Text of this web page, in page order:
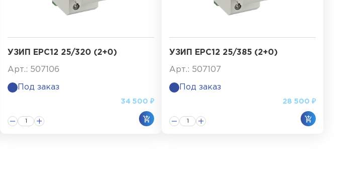
УЗИП ЕРС12 25/320 (2+0)
Арт.: 507106
Под заказ
34 500 ₽
УЗИП ЕРС12 25/385 (2+0)
Арт.: 507107
Под заказ
28 500 ₽